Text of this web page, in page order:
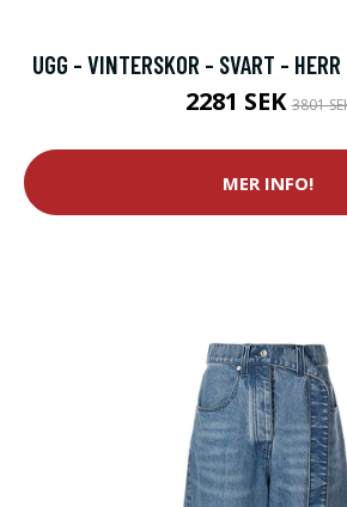
UGG - VINTERSKOR - SVART -
2281 SEK3801
MER INFO!